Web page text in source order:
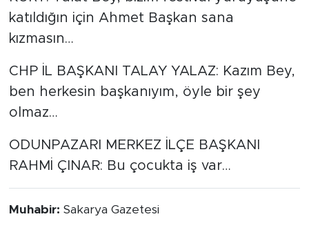
katıldığın için Ahmet Başkan sana
kızmasın…
CHP İL BAŞKANI TALAY YALAZ: Kazım Bey,
ben herkesin başkanıyım, öyle bir şey
olmaz…
ODUNPAZARI MERKEZ İLÇE BAŞKANI
RAHMİ ÇINAR: Bu çocukta iş var…
Muhabir: Sakarya Gazetesi